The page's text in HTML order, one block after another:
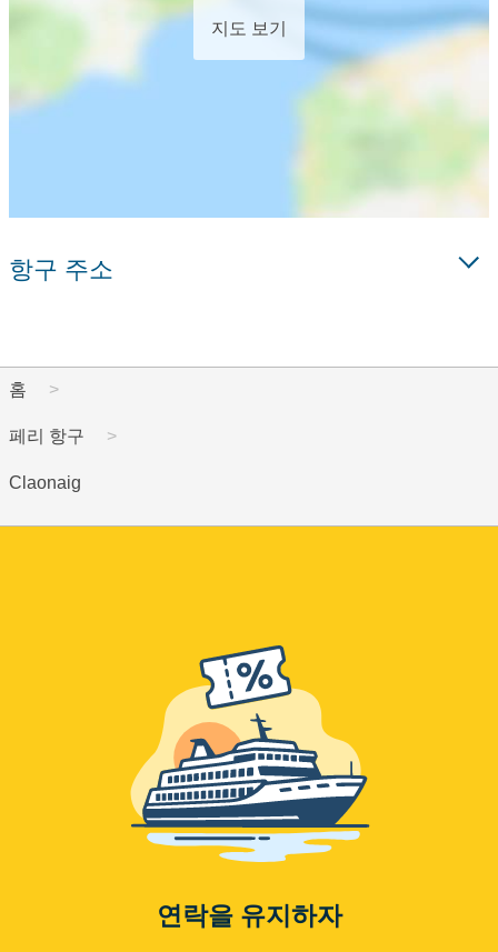
지도 보기
항구 주소
홈
페리 항구
Claonaig
연락을 유지하자